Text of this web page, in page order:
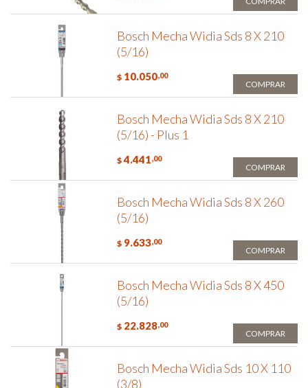
Bosch Mecha Widia Sds 8 X 210
(5/16)
$ 10.050,00
COMPRAR
Bosch Mecha Widia Sds 8 X 210
(5/16) - Plus 1
$ 4.441,00
COMPRAR
Bosch Mecha Widia Sds 8 X 260
(5/16)
$ 9.633,00
COMPRAR
Bosch Mecha Widia Sds 8 X 450
(5/16)
$ 22.828,00
COMPRAR
Bosch Mecha Widia Sds 10 X 110
(3/8)